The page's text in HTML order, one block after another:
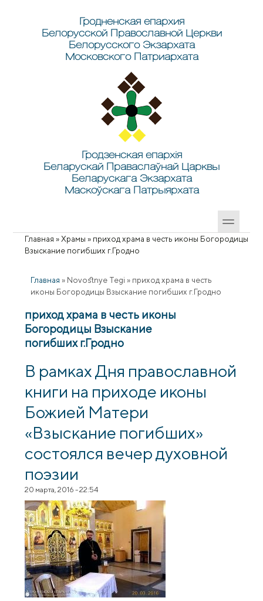
Гродненская епархия
Белорусской Православной Церкви
Белорусского Экзархата
Московского Патриархата
Гродзенская епархія
Беларускай Праваслаўнай Царквы
Беларускага Экзархата
Маскоўскага Патрыярхата
Вы здесь
Главная »Храмы » приход храма в честь иконы Богородицы
Взыскание погибших г.Гродно
Главная » Novostnye Tegi » приход храма в честь
иконы Богородицы Взыскание погибших г.Гродно
приход храма в честь иконы
Богородицы Взыскание
погибших г.Гродно
В рамках Дня православной
книги на приходе иконы
Божией Матери
«Взыскание погибших»
состоялся вечер духовной
поэзии
20 марта, 2016 - 22:54